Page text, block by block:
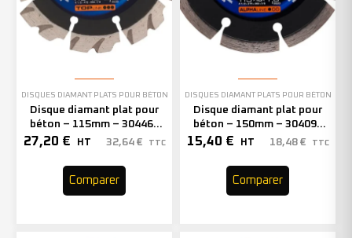
DISQUES DIAMANT PLATS POUR BÉTON
Disque diamant plat pour
béton – 115mm – 304461
(x1)
27,20 € HT 32,64 € TTC
Comparer
DISQUES DIAMANT PLATS POUR BÉTON
Disque diamant plat pour
béton – 150mm – 304093
(x1)
15,40 € HT 18,48 € TTC
Comparer